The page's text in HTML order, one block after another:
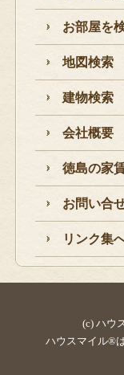
お部屋を
地図検索
建物検索
会社概要
徳島の家
お問い合
リンク集
(c) ハウ
ハウスマイル®